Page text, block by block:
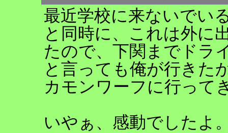
最近学校に来ないでい
と同時に、これは外に
たので、下関までドラ
と言っても俺が行きた
カモンワーフに行って
いやぁ、感動でしたよ